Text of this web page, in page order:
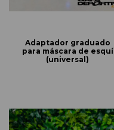
Adaptador graduado
para máscara de esquí
(universal)